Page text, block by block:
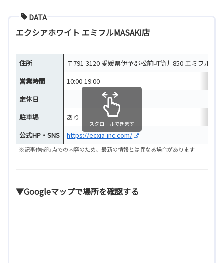
DATA
エクシアホワイト エミフルMASAKI店
住所
〒791-3120 愛媛県伊予郡松前町筒井850 エミフル
営業時間
10:00-19:00
定休日
駐車場
あり
公式HP・SNS
https://ecxia-inc.com/
スクロールできます
※記事作成時点での内容のため、最新の情報とは異なる場合があります
▼Googleマップで場所を確認する